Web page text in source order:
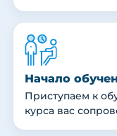
Начало
Приступаем к
курса вас